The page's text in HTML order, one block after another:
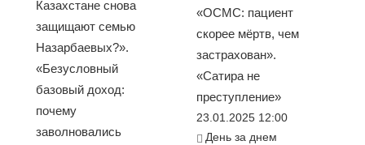
Казахстане снова
защищают семью
Назарбаевых?».
«Безусловный
базовый доход:
почему
заволновались
«ОСМС: пациент
скорее мёртв, чем
застрахован».
«Сатира не
преступление»
23.01.2025 12:00
День за днем